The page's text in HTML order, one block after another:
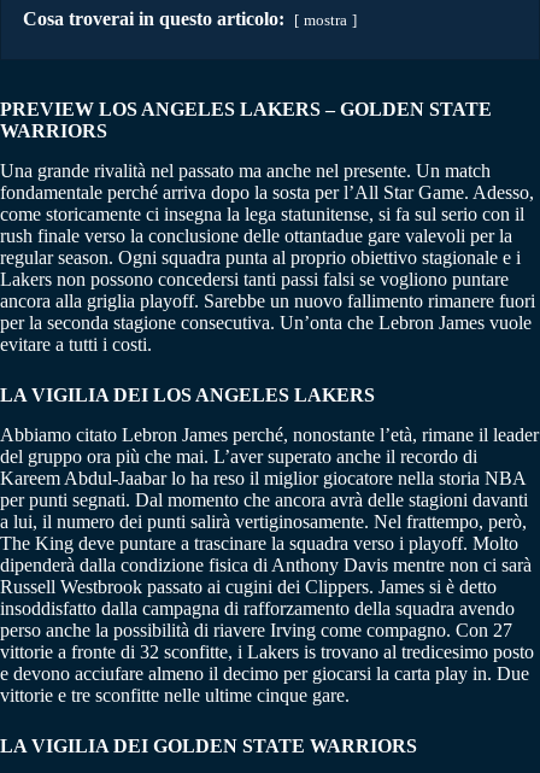
Cosa troverai in questo articolo: mostra
PREVIEW LOS ANGELES LAKERS – GOLDEN STATE
WARRIORS
Una grande rivalità nel passato ma anche nel presente. Un match
fondamentale perché arriva dopo la sosta per l’All Star Game. Adesso,
come storicamente ci insegna la lega statunitense, si fa sul serio con il
rush finale verso la conclusione delle ottantadue gare valevoli per la
regular season. Ogni squadra punta al proprio obiettivo stagionale e i
Lakers non possono concedersi tanti passi falsi se vogliono puntare
ancora alla griglia playoff. Sarebbe un nuovo fallimento rimanere fuori
per la seconda stagione consecutiva. Un’onta che Lebron James vuole
evitare a tutti i costi.
LA VIGILIA DEI LOS ANGELES LAKERS
Abbiamo citato Lebron James perché, nonostante l’età, rimane il leader
del gruppo ora più che mai. L’aver superato anche il recordo di
Kareem Abdul-Jaabar lo ha reso il miglior giocatore nella storia NBA
per punti segnati. Dal momento che ancora avrà delle stagioni davanti
a lui, il numero dei punti salirà vertiginosamente. Nel frattempo, però,
The King deve puntare a trascinare la squadra verso i playoff. Molto
dipenderà dalla condizione fisica di Anthony Davis mentre non ci sarà
Russell Westbrook passato ai cugini dei Clippers. James si è detto
insoddisfatto dalla campagna di rafforzamento della squadra avendo
perso anche la possibilità di riavere Irving come compagno. Con 27
vittorie a fronte di 32 sconfitte, i Lakers is trovano al tredicesimo posto
e devono acciufare almeno il decimo per giocarsi la carta play in. Due
vittorie e tre sconfitte nelle ultime cinque gare.
LA VIGILIA DEI GOLDEN STATE WARRIORS